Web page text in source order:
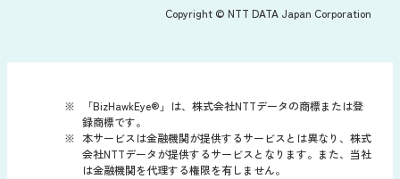
Copyright © NTT DATA Japan Corporation
「BizHawkEye®」は、株式会社NTTデータの商標または登
録商標です。
本サービスは金融機関が提供するサービスとは異なり、株式
会社NTTデータが提供するサービスとなります。また、当社
は金融機関を代理する権限を有しません。